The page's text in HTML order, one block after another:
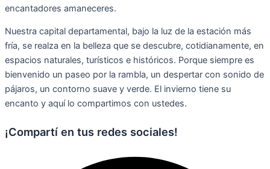
encantadores amaneceres.
Nuestra capital departamental, bajo la luz de la estación más
fría, se realza en la belleza que se descubre, cotidianamente, en
espacios naturales, turísticos e históricos. Porque siempre es
bienvenido un paseo por la rambla, un despertar con sonido de
pájaros, un contorno suave y verde. El invierno tiene su
encanto y aquí lo compartimos con ustedes.
¡Compartí en tus redes sociales!